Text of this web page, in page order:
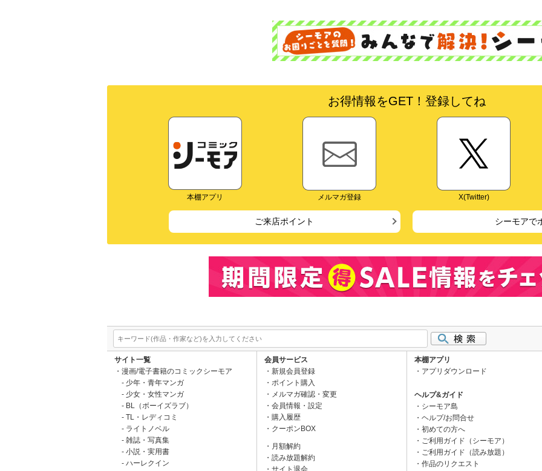
お得情報をGET！登録してね
本棚アプリ メルマガ登録 X(Twitter)
ご来店ポイント シーモアで
サイト一覧
漫画/電子書籍のコミックシーモア
少年・青年マンガ
少女・女性マンガ
BL（ボーイズラブ）
TL・レディコミ
ライトノベル
雑誌・写真集
小説・実用書
ハーレクイン
会員サービス
新規会員登録
ポイント購入
メルマガ確認・変更
会員情報・設定
購入履歴
クーポンBOX
月額解約
読み放題解約
サイト退会
本棚アプリ
アプリダウンロード
ヘルプ&ガイド
シーモア島
ヘルプ/お問合せ
初めての方へ
ご利用ガイド（シーモア）
ご利用ガイド（読み放題）
作品のリクエスト